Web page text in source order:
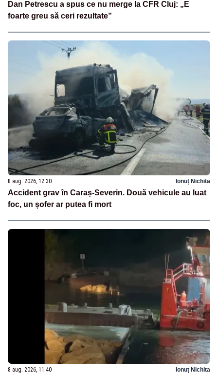
Dan Petrescu a spus ce nu merge la CFR Cluj: „E
foarte greu să ceri rezultate”
8 aug. 2026, 12:30 Ionuț Nichita
Accident grav în Caraș-Severin. Două vehicule au luat
foc, un șofer ar putea fi mort
8 aug. 2026, 11:40 Ionuț Nichita